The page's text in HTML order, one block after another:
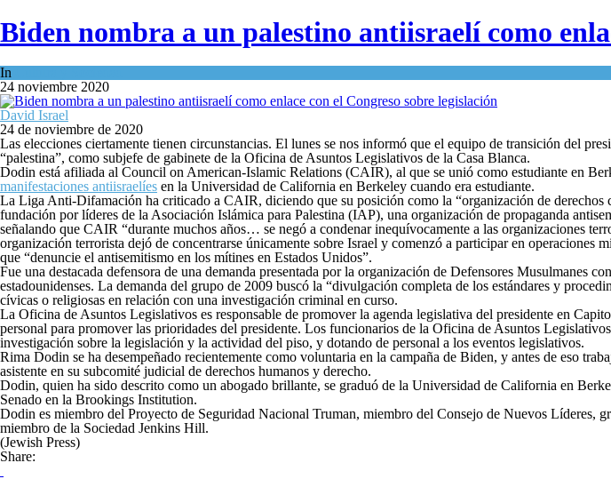
Biden nombra a un palestino antiisraelí como
In
24 noviembre 2020
David Israel
24 de noviembre de 2020
Las elecciones ciertamente tienen circunstancias. El lunes se nos informó que el equipo de transición del
“palestina”, como subjefe de gabinete de la Oficina de Asuntos Legislativos de la Casa Blanca.
Dodin está afiliada al Council on American-Islamic Relations (CAIR), al que se unió como estudiante en
manifestaciones antiisraelíes en la Universidad de California en Berkeley cuando era estudiante.
La Liga Anti-Difamación ha criticado a CAIR, diciendo que su posición como la “organización de derechos
fundación por líderes de la Asociación Islámica para Palestina (IAP), una organización de propaganda
señalando que CAIR “durante muchos años… se negó a condenar inequívocamente a las organizaciones
organización terrorista dejó de concentrarse únicamente sobre Israel y comenzó a participar en
que “denuncie el antisemitismo en los mítines en Estados Unidos”.
Fue una destacada defensora de una demanda presentada por la organización de Defensores Musulmanes
estadounidenses. La demanda del grupo de 2009 buscó la “divulgación completa de los estándares y
cívicas o religiosas en relación con una investigación criminal en curso.
La Oficina de Asuntos Legislativos es responsable de promover la agenda legislativa del presidente en
personal para promover las prioridades del presidente. Los funcionarios de la Oficina de Asuntos
investigación sobre la legislación y la actividad del piso, y dotando de personal a los eventos legislativos.
Rima Dodin se ha desempeñado recientemente como voluntaria en la campaña de Biden, y antes de eso
asistente en su subcomité judicial de derechos humanos y derecho.
Dodin, quien ha sido descrito como un abogado brillante, se graduó de la Universidad de California en
Senado en la Brookings Institution.
Dodin es miembro del Proyecto de Seguridad Nacional Truman, miembro del Consejo de Nuevos Líderes,
miembro de la Sociedad Jenkins Hill.
(Jewish Press)
Share: